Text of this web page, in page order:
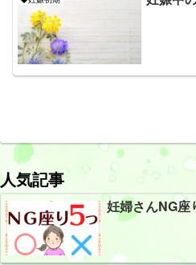
人気記事
妊婦さんNG座